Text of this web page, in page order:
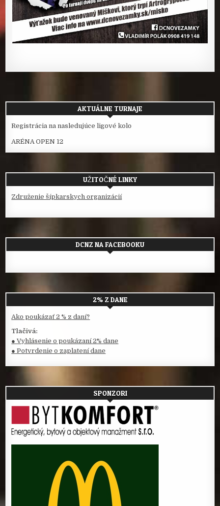
AKTUÁLNE TURNAJE
Registrácia na nasledujúce ligové kolo
ARÉNA OPEN 12
UŽITOČNÉ LINKY
Združenie šípkarskych organizácií
DCNZ NA FACEBOOKU
2% Z DANE
Ako poukázať 2 % z daní?
Tlačivá:
● Vyhlásenie o poukázaní 2% dane
● Potvrdenie o zaplatení dane
SPONZORI